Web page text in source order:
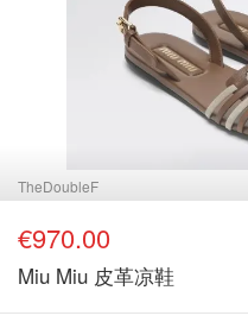
TheDoubleF
€970.00
Miu Miu 皮革凉鞋